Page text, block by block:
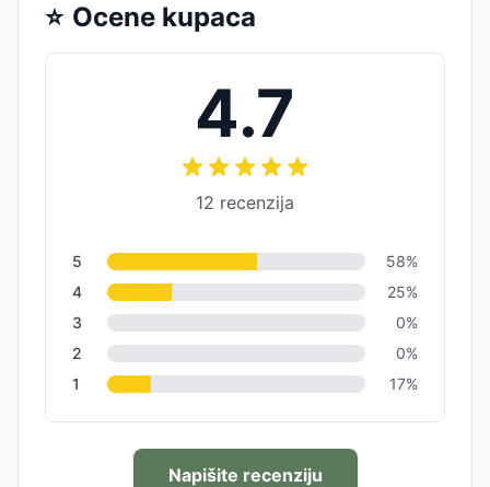
⭐ Ocene kupaca
4.7
12 recenzija
5 58%
4
25%
3
0%
2
0%
1
17%
Napišite recenziju